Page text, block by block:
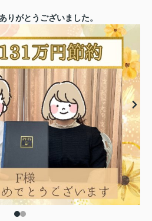
りがとうございました。